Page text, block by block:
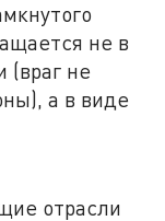
не в
(враг не
а в виде
отрасли